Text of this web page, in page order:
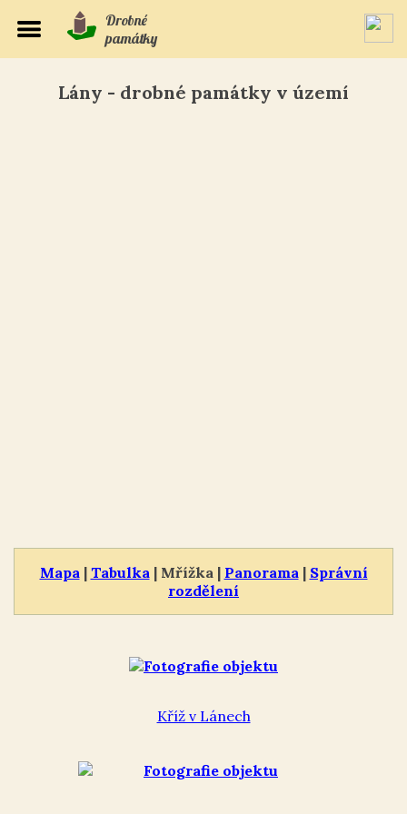
Drobné
památky
Lány - drobné památky v území
Mapa | Tabulka | Mřížka | Panorama | Správní
rozdělení
Kříž v Lánech